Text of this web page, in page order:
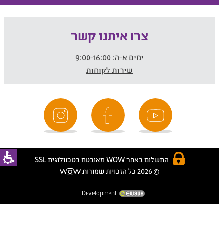
צרו איתנו קשר
ימים א-ה:
שירות לקוחות
התשלום באתר WOW מאובטח בטכנולוגית SSL
© 2026 כל הזכויות שמורות
Development: